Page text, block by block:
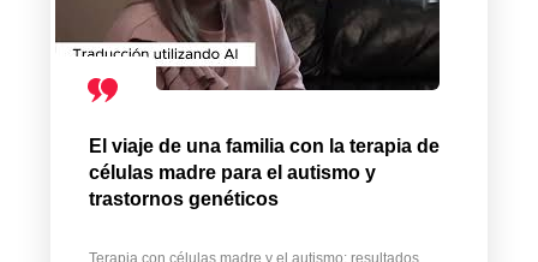
El viaje de una familia con la terapia de
células madre para el autismo y
trastornos genéticos
Terapia con células madre y el autismo: resultados